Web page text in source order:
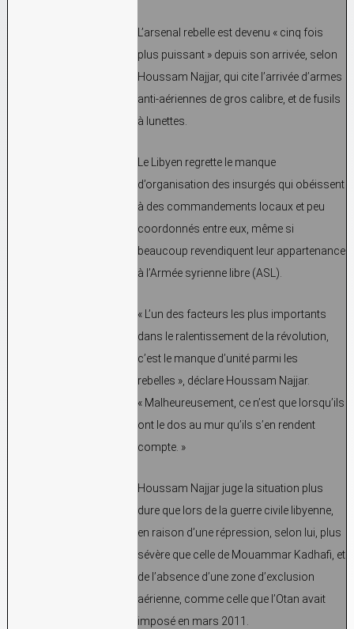
L’arsenal rebelle est devenu « cinq fois
plus puissant » depuis son arrivée, selon
Houssam Najjar, qui cite l’arrivée d’armes
anti-aériennes de gros calibre, et de fusils
à lunettes.
Le Libyen regrette le manque
d’organisation des insurgés qui obéissent
à des commandements locaux et peu
coordonnés entre eux, même si
beaucoup revendiquent leur appartenance
à l’Armée syrienne libre (ASL).
« L’un des facteurs les plus importants
dans le ralentissement de la révolution,
c’est le manque d’unité parmi les
rebelles », déclare Houssam Najjar.
« Malheureusement, ce n’est que lorsqu’ils
ont le dos au mur qu’ils s’en rendent
compte. »
Houssam Najjar juge la situation plus
dure que lors de la guerre civile libyenne,
en raison d’une répression, selon lui, plus
sévère que celle de Mouammar Kadhafi, et
de l’absence d’une zone d’exclusion
aérienne, comme celle que l’Otan avait
imposé en mars 2011.